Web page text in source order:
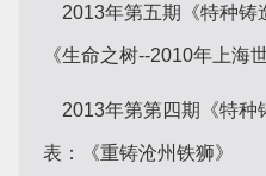
2013年第五期《特种铸
《生命之树--2010年上海
2013年第第四期《特种
表：《重铸沧州铁狮》